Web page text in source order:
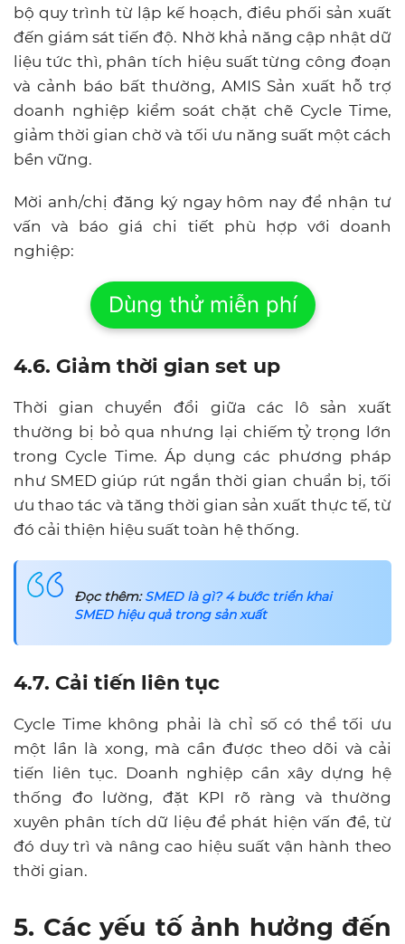
bộ quy trình từ lập kế hoạch, điều phối sản xuất
đến giám sát tiến độ. Nhờ khả năng cập nhật dữ
liệu tức thì, phân tích hiệu suất từng công đoạn
và cảnh báo bất thường, AMIS Sản xuất hỗ trợ
doanh nghiệp kiểm soát chặt chẽ Cycle Time,
giảm thời gian chờ và tối ưu năng suất một cách
bền vững.
Mời anh/chị đăng ký ngay hôm nay để nhận tư
vấn và báo giá chi tiết phù hợp với doanh
nghiệp:
Dùng thử miễn phí
4.6. Giảm thời gian set up
Thời gian chuyển đổi giữa các lô sản xuất
thường bị bỏ qua nhưng lại chiếm tỷ trọng lớn
trong Cycle Time. Áp dụng các phương pháp
như SMED giúp rút ngắn thời gian chuẩn bị, tối
ưu thao tác và tăng thời gian sản xuất thực tế, từ
đó cải thiện hiệu suất toàn hệ thống.
Đọc thêm:SMED là gì? 4 bước triển khai
SMED hiệu quả trong sản xuất
4.7. Cải tiến liên tục
Cycle Time không phải là chỉ số có thể tối ưu
một lần là xong, mà cần được theo dõi và cải
tiến liên tục. Doanh nghiệp cần xây dựng hệ
thống đo lường, đặt KPI rõ ràng và thường
xuyên phân tích dữ liệu để phát hiện vấn đề, từ
đó duy trì và nâng cao hiệu suất vận hành theo
thời gian.
5. Các yếu tố ảnh hưởng đến